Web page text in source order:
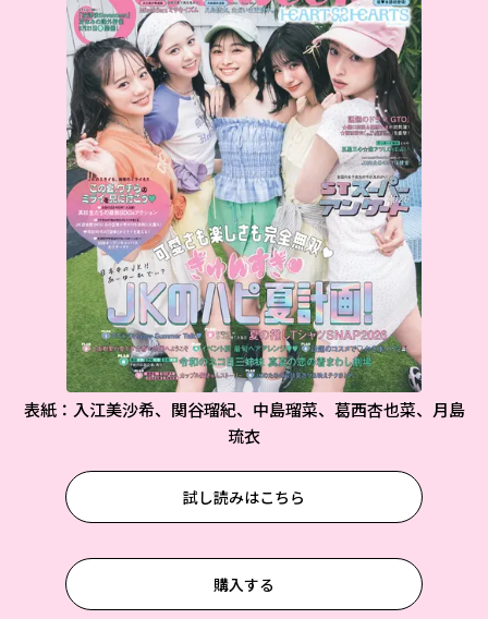
表紙：入江美沙希、関谷瑠紀、中島瑠菜、葛西杏也菜、月島
琉衣
試し読みはこちら
購入する